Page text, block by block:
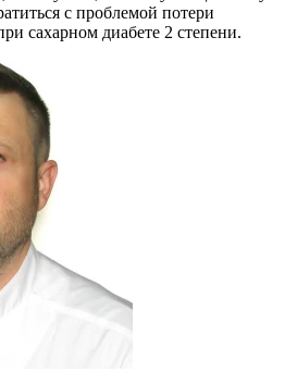
с проблемой потери
сахарном диабете 2 степени.